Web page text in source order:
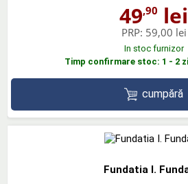
49,90 lei
PRP: 59,00 lei
In stoc furnizor
Timp confirmare stoc: 1 - 2
cumpără
Fundatia I.